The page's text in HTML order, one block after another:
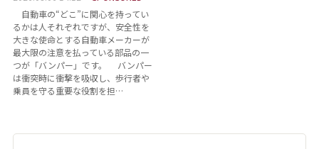
自動車の“どこ”に関心を持ってい
るかは人それぞれですが、安全性を
大きな使命とする自動車メーカーが
最大限の注意を払っている部品の一
つが「バンパー」です。 バンパー
は衝突時に衝撃を吸収し、歩行者や
乗員を守る重要な役割を担…